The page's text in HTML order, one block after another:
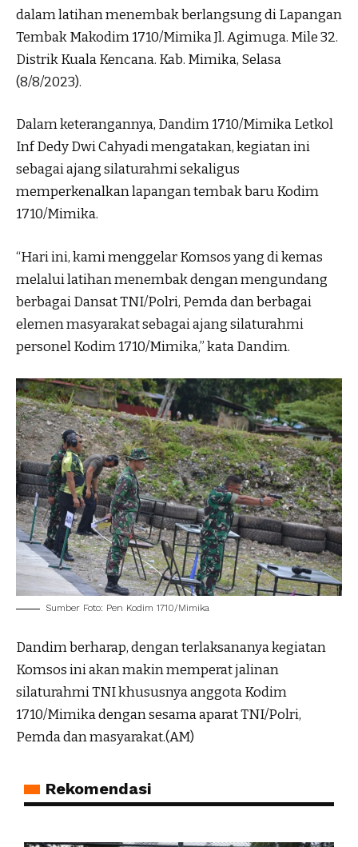
dalam latihan menembak berlangsung di Lapangan
Tembak Makodim 1710/Mimika Jl. Agimuga. Mile 32.
Distrik Kuala Kencana. Kab. Mimika, Selasa
(8/8/2023).
Dalam keterangannya, Dandim 1710/Mimika Letkol
Inf Dedy Dwi Cahyadi mengatakan, kegiatan ini
sebagai ajang silaturahmi sekaligus
memperkenalkan lapangan tembak baru Kodim
1710/Mimika.
“Hari ini, kami menggelar Komsos yang di kemas
melalui latihan menembak dengan mengundang
berbagai Dansat TNI/Polri, Pemda dan berbagai
elemen masyarakat sebagai ajang silaturahmi
personel Kodim 1710/Mimika,” kata Dandim.
Sumber Foto: Pen Kodim 1710/Mimika
Dandim berharap, dengan terlaksananya kegiatan
Komsos ini akan makin memperat jalinan
silaturahmi TNI khususnya anggota Kodim
1710/Mimika dengan sesama aparat TNI/Polri,
Pemda dan masyarakat.(AM)
Rekomendasi